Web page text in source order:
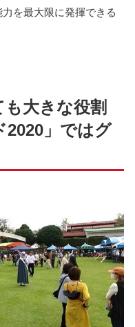
を最大限に発揮できる
も大きな役割
2020」ではグ